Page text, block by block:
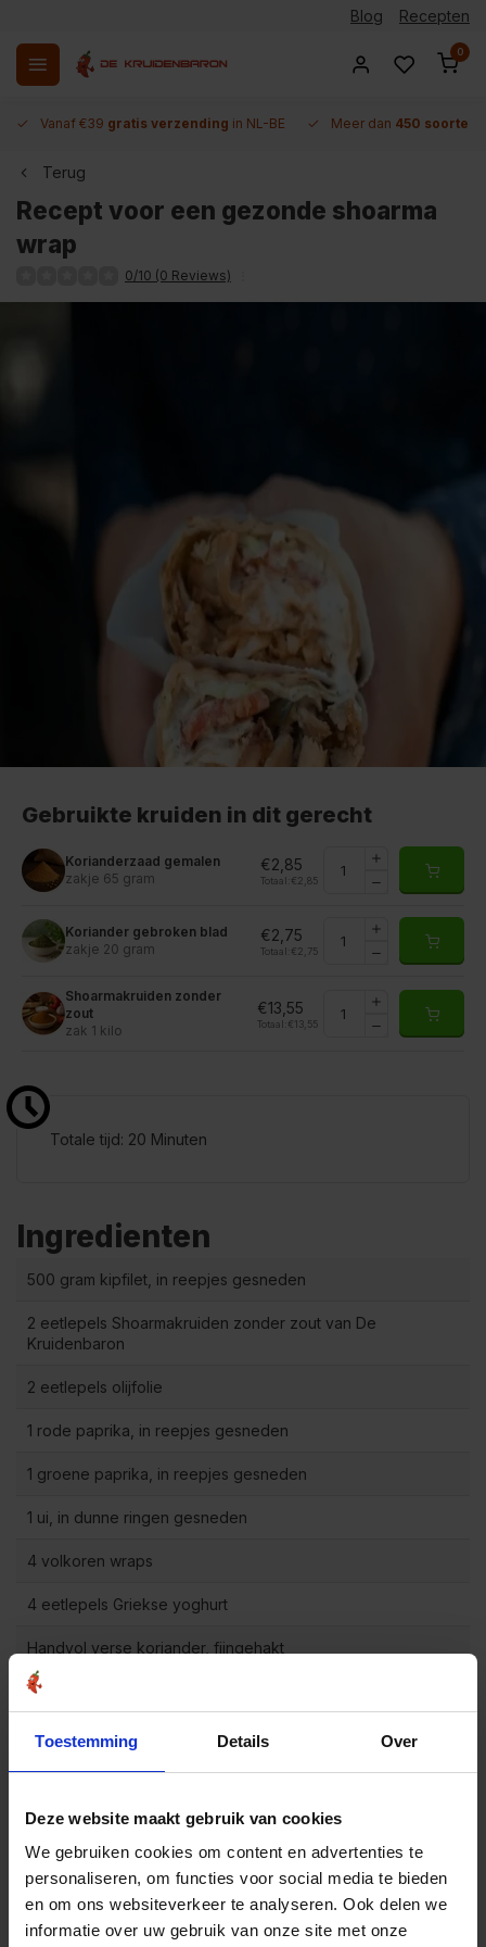
Toestemming Details Over
Deze website maakt gebruik van cookies
We gebruiken cookies om content en advertenties te
personaliseren, om functies voor social media te bieden
en om ons websiteverkeer te analyseren. Ook delen we
informatie over uw gebruik van onze site met onze
Blog Recepten
0
Vanaf €39 gratis verzending in NL-BE Meer dan 450 soorten
Terug
Recept voor een gezonde shoarma
wrap
0/10 (0 Reviews)
Gebruikte kruiden in dit gerecht
Korianderzaad gemalen
zakje 65 gram
€2,85
Totaal: €2,85
Koriander gebroken blad
zakje 20 gram
€2,75
Totaal: €2,75
Shoarmakruiden zonder
zout
zak 1 kilo
€13,55
Totaal: €13,55
Ingredienten
500 gram kipfilet, in reepjes gesneden
2 eetlepels Shoarmakruiden zonder zout van De
Kruidenbaron
2 eetlepels olijfolie
1 rode paprika, in reepjes gesneden
1 groene paprika, in reepjes gesneden
1 ui, in dunne ringen gesneden
4 volkoren wraps
4 eetlepels Griekse yoghurt
Handvol verse koriander, fijngehakt
Sla en komkommer, ter garnering
Totale tijd: 20 Minuten
Bereidingswijze
1
een kom om een pasta te vormen.
2
Voeg de kipreepjes toe aan de kom en meng goed
zodat de kruiden gelijkmatig worden verdeeld. Laat
de kip 10 minuten marineren.
Verhit een grote koekenpan op middelhoog vuur en